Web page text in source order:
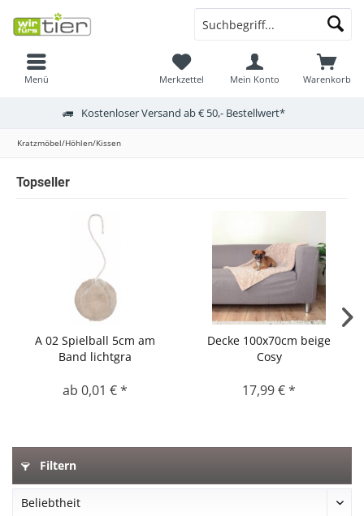
Menü Warenkorb
Merkzettel Mein Konto
Kostenloser Versand ab € 50,- Bestellwert*
Kratzmöbel/Höhlen/Kissen
Topseller
A 02 Spielball 5cm am
Band lichtgra
ab 0,01 € *
Decke 100x70cm beige
Cosy
17,99 € *
Filtern